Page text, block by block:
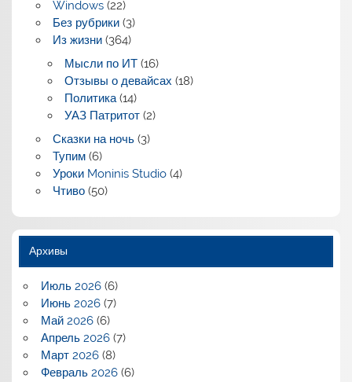
Windows(22)
Без рубрики(3)
Из жизни(364)
Мысли по ИТ(16)
Отзывы о девайсах (18)
Политика(14)
УАЗ Патритот(2)
Сказки на ночь(3)
Тупим(6)
Уроки Moninis Studio(4)
Чтиво(50)
Архивы
Июль 2026(6)
Июнь 2026(7)
Май 2026(6)
Апрель 2026(7)
Март 2026(8)
Февраль 2026(6)